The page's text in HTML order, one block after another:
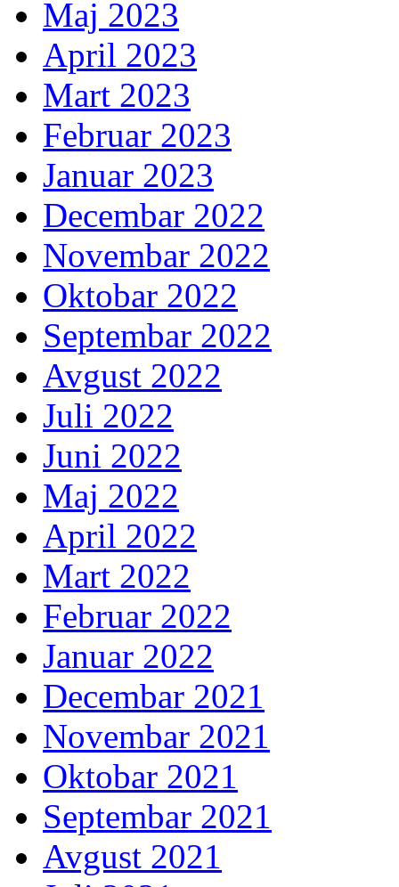
Maj 2023
April 2023
Mart 2023
Februar 2023
Januar 2023
Decembar 2022
Novembar 2022
Oktobar 2022
Septembar 2022
Avgust 2022
Juli 2022
Juni 2022
Maj 2022
April 2022
Mart 2022
Februar 2022
Januar 2022
Decembar 2021
Novembar 2021
Oktobar 2021
Septembar 2021
Avgust 2021